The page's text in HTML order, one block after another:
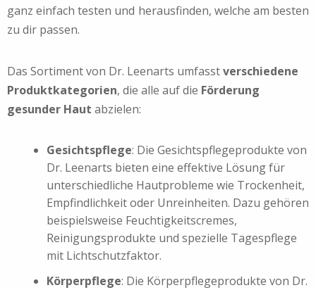
ganz einfach testen und herausfinden, welche am besten
zu dir passen.
Das Sortiment von Dr. Leenarts umfasstverschiedene
Produktkategorien, die alle auf die Förderung
gesunder Haut abzielen:
Gesichtspflege: Die Gesichtspflegeprodukte von
Dr. Leenarts bieten eine effektive Lösung für
unterschiedliche Hautprobleme wie Trockenheit,
Empfindlichkeit oder Unreinheiten. Dazu gehören
beispielsweise Feuchtigkeitscremes,
Reinigungsprodukte und spezielle Tagespflege
mit Lichtschutzfaktor.
Körperpflege: Die Körperpflegeprodukte von Dr.